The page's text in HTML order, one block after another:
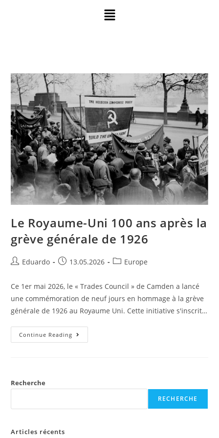
Le Royaume-Uni 100 ans après la
grève générale de 1926
Eduardo 13.05.2026 Europe
Ce 1er mai 2026, le « Trades Council » de Camden a lancé
une commémoration de neuf jours en hommage à la grève
générale de 1926 au Royaume Uni. Cette initiative s'inscrit…
Continue Reading
Recherche
RECHERCHE
Articles récents